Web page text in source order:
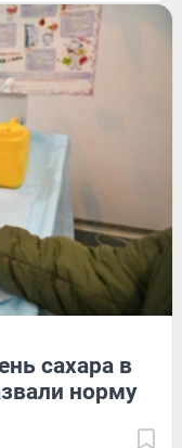
сахара в
норму